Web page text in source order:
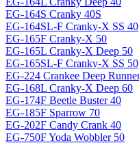
EG-164S Cranky 40S
EG-164SL-F Cranky-X SS 40
EG-165F Cranky-X 50
EG-165L Cranky-X Deep 50
EG-165SL-F Cranky-X SS 50
EG-224 Crankee Deep
EG-168L Cranky-X Deep 60
EG-174F Beetle Buster 40
EG-185F Sparrow 70
EG-202F Candy Crank 40
EG-750F Yoda Wobbler 50